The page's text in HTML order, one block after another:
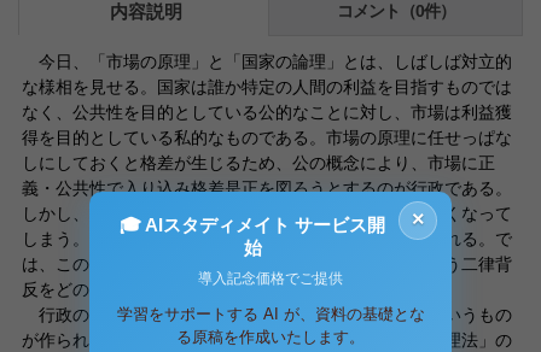
内容説明 コメント（0件）
今日、「市場の原理」と「国家の論理」とは、しばしば対立的
な様相を見せる。国家は誰か特定の人間の利益を目指すものでは
なく、公共性を目的としている公的なことに対し、市場は利益獲
得を目的としている私的なものである。市場の原理に任せっぱな
しにしておくと格差が生じるため、公の概念により、市場に正
義・公共性で入り込み格差是正を図ろうとするのが行政である。
しかし、格差をなくしていこうとすれば、経済効率が悪くなって
しまう。この二つの論は互いに同じ権利を持って主張される。で
は、この効率概念を無視することなく格差をなくすという二律背
反をどのように解決していくべきか。
行政の歴史として、戦前にアメリカで科学的管理法というもの
が作られた。Ｆ・テイラーが唱えたもので、「科学的管理法」の
×
🎓 AIスタディメイト サービス開
始
導入記念価格でご提供
学習をサポートする AI が、資料の基礎とな
る原稿を作成いたします。